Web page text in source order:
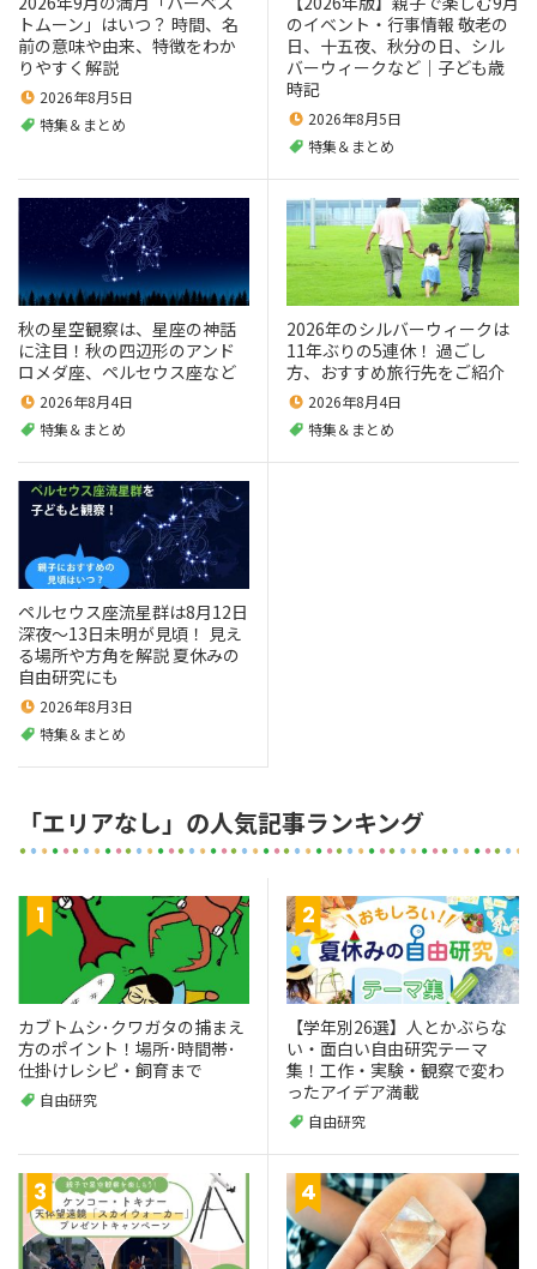
トムーン」はいつ？ 時間、名
前の意味や由来、特徴をわか
りやすく解説
2026年8月5日
特集＆まとめ
のイベント・行事情報 敬老の
日、十五夜、秋分の日、シル
バーウィークなど｜子ども歳
時記
2026年8月5日
特集＆まとめ
秋の星空観察は、星座の神話
に注目！秋の四辺形のアンド
ロメダ座、ペルセウス座など
2026年8月4日
特集＆まとめ
2026年のシルバーウィークは
11年ぶりの5連休！ 過ごし
方、おすすめ旅行先をご紹介
2026年8月4日
特集＆まとめ
ペルセウス座流星群は8月12日
深夜～13日未明が見頃！ 見え
る場所や方角を解説 夏休みの
自由研究にも
2026年8月3日
特集＆まとめ
「エリアなし」の人気記事ランキング
カブトムシ･クワガタの捕まえ
方のポイント！場所･時間帯･
仕掛けレシピ・飼育まで
自由研究
【学年別26選】人とかぶらな
い・面白い自由研究テーマ
集！工作・実験・観察で変わ
ったアイデア満載
自由研究